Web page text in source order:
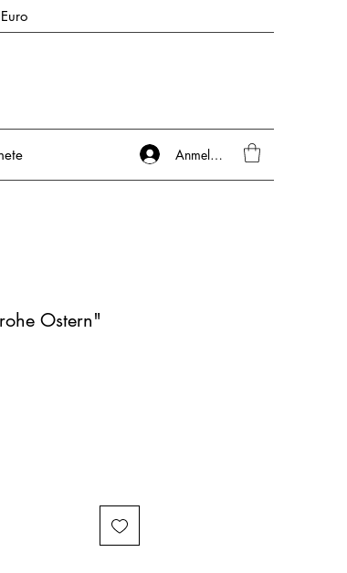
Anmelden
Ostern"